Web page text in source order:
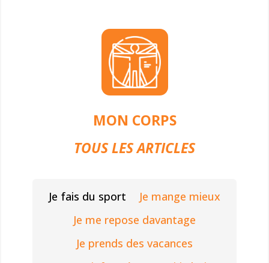
MON CORPS
TOUS LES ARTICLES
Je fais du sport
Je mange mieux
Je me repose davantage
Je prends des vacances